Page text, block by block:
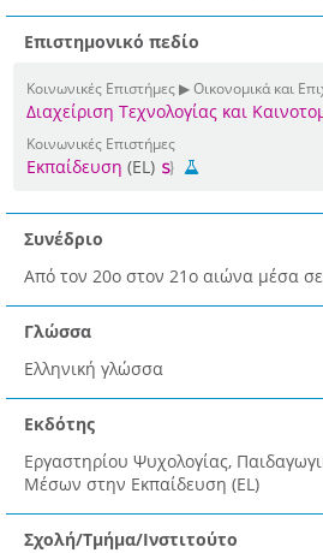
Επιστημονικό πεδίο
Κοινωνικές Επιστήμες ▶ Οικονομικά και
Διαχείριση Τεχνολογίας και
Κοινωνικές Επιστήμες
Εκπαίδευση (EL)
Συνέδριο
Από τον 20ο στον 21ο αιώνα μέσα
Γλώσσα
Ελληνική γλώσσα
Εκδότης
Εργαστηρίου Ψυχολογίας,
Μέσων στην Εκπαίδευση (EL)
Σχολή/Τμήμα/Ινστιτούτο